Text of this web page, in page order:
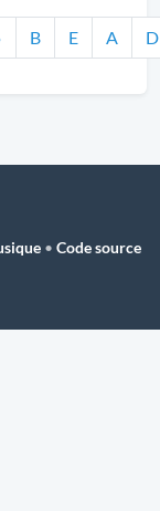
B E A D
• Code source